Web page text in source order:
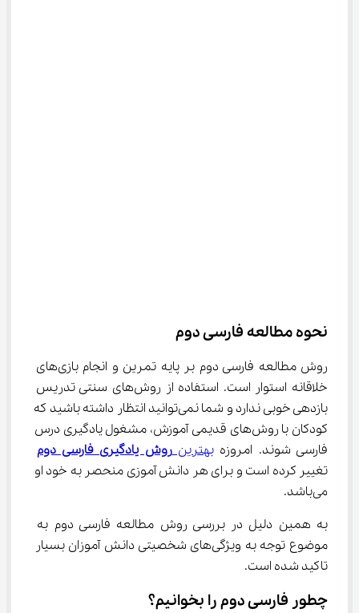
نحوه مطالعه فارسی دوم
روش مطالعه فارسی دوم بر پایه تمرین و انجام بازی‌های
خلاقانه استوار است. استفاده از روش‌های سنتی تدریس
بازدهی خوبی ندارد و شما نمی‌توانید انتظار داشته باشید که
کودکان با روش‌های قدیمی آموزش، مشغول یادگیری درس
فارسی شوند. امروزه بهترین روش یادگیری فارسی دوم
تغییر کرده است و برای هر دانش آموزی منحصر به خود او
می‌باشد.
به همین دلیل در بررسی روش مطالعه فارسی دوم به
موضوع توجه به ویژگی‌های شخصیتی دانش آموزان بسیار
تاکید شده است.
چطور فارسی دوم را بخوانیم؟